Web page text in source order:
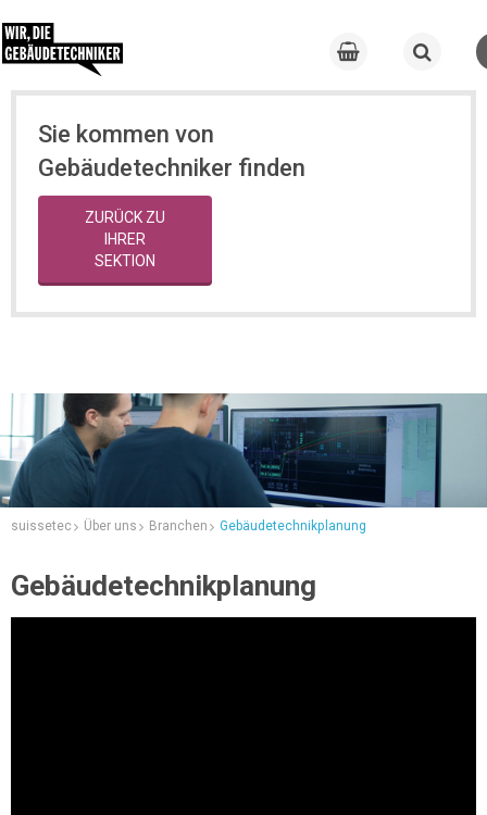
Sie kommen von
Gebäudetechniker finden
ZURÜCK ZU
IHRER
SEKTION
suissetec Über uns Branchen Gebäudetechnikplanung
Gebäudetechnikplanung